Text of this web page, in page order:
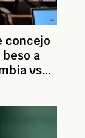
concejo
a
vs